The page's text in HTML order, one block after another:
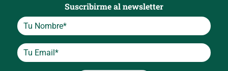
Suscribirme al newsletter